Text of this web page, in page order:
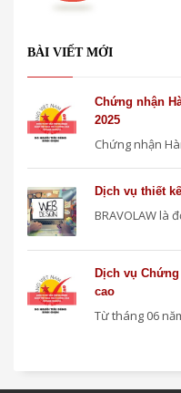
BÀI VIẾT MỚI
Chứng nhận
2025
Chứng nhận
Dịch vụ thiết
BRAVOLAW là
Dịch vụ
cao
Từ tháng 06